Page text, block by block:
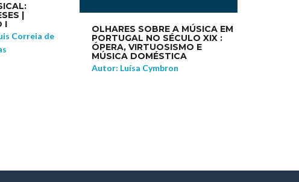
|
I
Correia de
OLHARES SOBRE A MÚSICA EM
PORTUGAL NO SÉCULO XIX :
ÓPERA, VIRTUOSISMO E
MÚSICA DOMÉSTICA
Autor: Luísa Cymbron